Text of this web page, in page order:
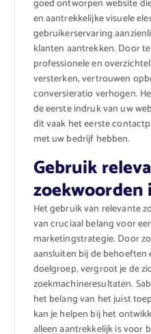
goed ontworpen website
en aantrekkelijke visuele
gebruikerservaring
klanten aantrekken. Door
professionele en
versterken, vertrouwen
conversieratio verhogen.
de eerste indruk van uw
dit vaak het eerste
met uw bedrijf hebben.
Gebruik
Het gebruik van relevante
van cruciaal belang voor
marketingstrategie. Door
aansluiten bij de behoeften
doelgroep, vergroot je de
zoekmachineresultaten.
het belang van het juist
kan je helpen bij het
alleen aantrekkelijk is voor